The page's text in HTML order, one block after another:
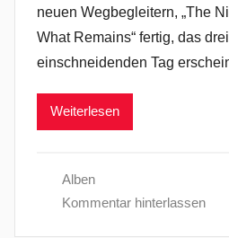
neuen Wegbegleitern, „The
What Remains“ fertig, das
einschneidenden Tag
Weiterlesen
Alben
Kommentar hinterlassen